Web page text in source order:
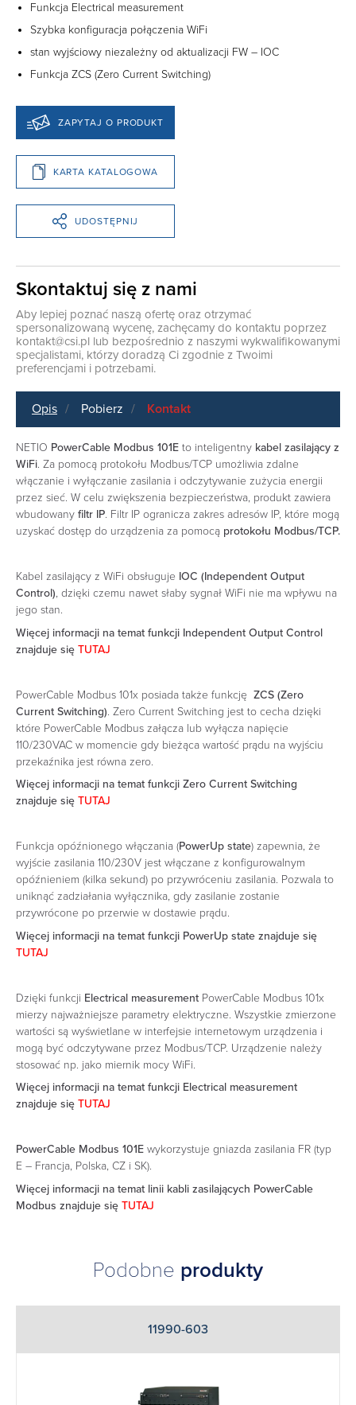
Funkcja Electrical measurement
Szybka konfiguracja połączenia WiFi
stan wyjściowy niezależny od aktualizacji FW – IOC
Funkcja ZCS (Zero Current Switching)
ZAPYTAJ O PRODUKT
KARTA KATALOGOWA
UDOSTĘPNIJ
Skontaktuj się z nami
Aby lepiej poznać naszą ofertę oraz otrzymać
spersonalizowaną wycenę, zachęcamy do kontaktu poprzez
kontakt@csi.pl lub bezpośrednio z naszymi wykwalifikowanymi
specjalistami, którzy doradzą Ci zgodnie z Twoimi
preferencjami i potrzebami.
Opis Pobierz Kontakt
NETIO PowerCable Modbus 101E to inteligentny kabel zasilający z
WiFi. Za pomocą protokołu Modbus/TCP umożliwia zdalne
włączanie i wyłączanie zasilania i odczytywanie zużycia energii
przez sieć. W celu zwiększenia bezpieczeństwa, produkt zawiera
wbudowany filtr IP. Filtr IP ogranicza zakres adresów IP, które mogą
uzyskać dostęp do urządzenia za pomocą protokołu Modbus/TCP.
Kabel zasilający z WiFi obsługuje IOC (Independent Output
Control), dzięki czemu nawet słaby sygnał WiFi nie ma wpływu na
jego stan.
Więcej informacji na temat funkcji Independent Output Control
znajduje się TUTAJ
PowerCable Modbus 101x posiada także funkcję ZCS (Zero
Current Switching). Zero Current Switching jest to cecha dzięki
które PowerCable Modbus załącza lub wyłącza napięcie
110/230VAC w momencie gdy bieżąca wartość prądu na wyjściu
przekaźnika jest równa zero.
Więcej informacji na temat funkcji Zero Current Switching
znajduje się TUTAJ
Funkcja opóźnionego włączania (PowerUp state) zapewnia, że
wyjście zasilania 110/230V jest włączane z konfigurowalnym
opóźnieniem (kilka sekund) po przywróceniu zasilania. Pozwala to
uniknąć zadziałania wyłącznika, gdy zasilanie zostanie
przywrócone po przerwie w dostawie prądu.
Więcej informacji na temat funkcji PowerUp state znajduje się
TUTAJ
Dzięki funkcji Electrical measurement PowerCable Modbus 101x
mierzy najważniejsze parametry elektryczne. Wszystkie zmierzone
wartości są wyświetlane w interfejsie internetowym urządzenia i
mogą być odczytywane przez Modbus/TCP. Urządzenie należy
stosować np. jako miernik mocy WiFi.
Więcej informacji na temat funkcji Electrical measurement
znajduje się TUTAJ
PowerCable Modbus 101E wykorzystuje gniazda zasilania FR (typ
E – Francja, Polska, CZ i SK).
Więcej informacji na temat linii kabli zasilających PowerCable
Modbus znajduje się TUTAJ
Podobne produkty
11990-603